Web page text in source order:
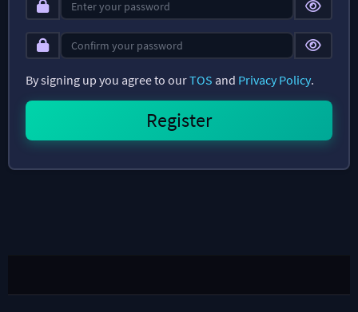
By signing up you agree to ourTOS and Privacy Policy.